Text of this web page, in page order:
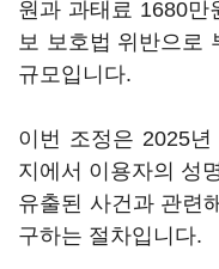
원과 과태료 1680만
보 보호법 위반으로
규모입니다.
이번 조정은 2025년
지에서 이용자의 성
유출된 사건과 관련
구하는 절차입니다.